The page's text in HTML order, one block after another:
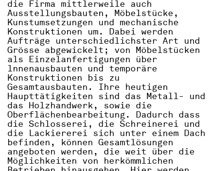
die Firma mittlerweile auch
Ausstellungsbauten, Möbelstücke,
Kunstumsetzungen und mechanische
Konstruktionen um. Dabei werden
Aufträge unterschiedlichster Art und
Grösse abgewickelt; von Möbelstücken
als Einzelanfertigungen über
lnnenausbauten und temporäre
Konstruktionen bis zu
Gesamtausbauten. Ihre heutigen
Haupttätigkeiten sind das Metall- und
das Holzhandwerk, sowie die
Oberflächenbearbeitung. Dadurch dass
die Schlosserei, die Schreinerei und
die Lackiererei sich unter einem Dach
befinden, können Gesamtlösungen
angeboten werden, die weit über die
Möglichkeiten von herkömmlichen